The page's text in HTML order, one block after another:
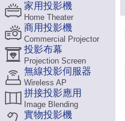
家用投影機
Home Theater
商用投影機
Commercial Projector
投影布幕
Projection Screen
無線投影伺服器
Wireless AP
拼接投影應用
Image Blending
實物投影機